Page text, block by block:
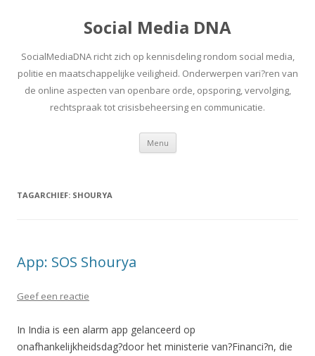
Social Media DNA
SocialMediaDNA richt zich op kennisdeling rondom social media,
politie en maatschappelijke veiligheid. Onderwerpen vari?ren van
de online aspecten van openbare orde, opsporing, vervolging,
rechtspraak tot crisisbeheersing en communicatie.
Menu Spring
inhoud
TAGARCHIEF: SHOURYA
App: SOS Shourya
Geef een reactie
In India is een alarm app gelanceerd op
onafhankelijkheidsdag?door het ministerie van?Financi?n, die